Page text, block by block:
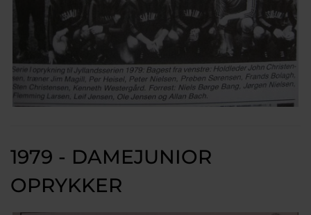
1979 - DAMEJUNIOR
OPRYKKER